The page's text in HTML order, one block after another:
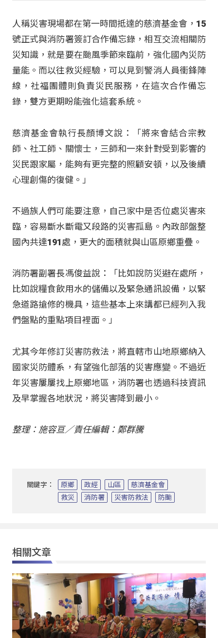
人稱災害現場都在第一時間抵達的慈濟基金會，15
號正式與消防署簽訂合作備忘錄，相互交流相關防
災知識，就是要在颱風季節來臨前，強化國內災防
量能。而以往救災經驗，可以見到警消人員衝鋒陣
線，社福團體則負責災民服務，在這次合作備忘
錄，雙方更期盼能強化這套系統。
慈濟基金會執行長顏博文說：「將來會結合宗教
師、社工師、關懷士，三師和一來針對受到影響的
災民跟家屬，能夠有更完整的照顧安頓，以及後續
心理創傷的復健。」
不過族人們可能要注意，自己家中是否位處災害來
臨，容易斷水斷電又段路的災害孤島。內政部盤整
國內共達191處，更大的面積就與山區原鄉重疊。
消防署副署長馮俊益說：「比如說防災避在處所，
比如說糧食飲用水的儲備以及緊急通訊設備，以緊
急道路搶修的機具，這些基本上來講都已經列入我
們盤點的重點項目裡面。」
尤其今年修訂災害防救法，將直轄市山地原鄉納入
國家災防體系，有望強化部落的災害應變。不過近
年災害屢屢找上原鄉地區，消防署也透過科技資訊
及早掌握各地狀況，將災害降到最小。
整理：施容亘／責任編輯：鄭群騰
關鍵字： 原鄉 政經 山區
慈濟基金會
救災
消防署 災害防救法 防颱
相關文章